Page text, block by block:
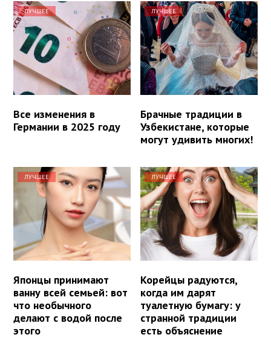
ЛУЧШЕЕ
Все изменения в
Германии в 2025 году
ЛУЧШЕЕ
Брачные традиции в
Узбекистане, которые
могут удивить многих!
ЛУЧШЕЕ
Японцы принимают
ванну всей семьей: вот
что необычного
делают с водой после
этого
ЛУЧШЕЕ
Корейцы радуются,
когда им дарят
туалетную бумагу: у
странной традиции
есть объяснение